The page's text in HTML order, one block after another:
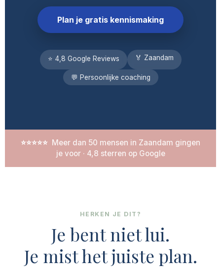
Plan je gratis kennismaking
⭐ 4,8 Google Reviews 🏅 Zaandam
💬 Persoonlijke coaching
⭐⭐⭐⭐⭐ Meer dan 50 mensen in Zaandam gingen
je voor · 4,8 sterren op Google
HERKEN JE DIT?
Je bent niet lui.
Je mist het juiste plan.